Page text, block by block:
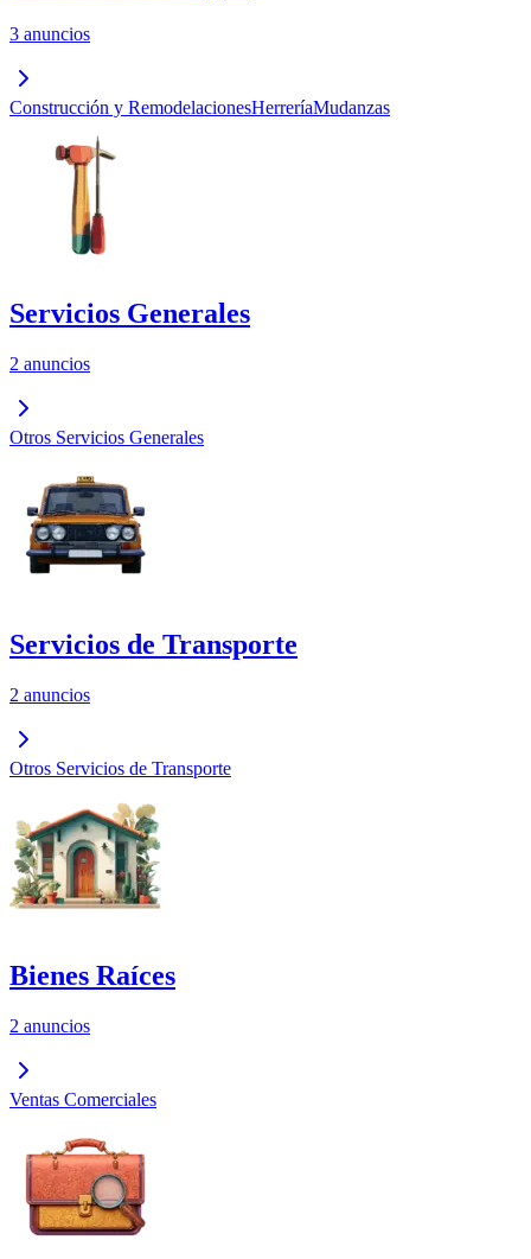
3 anuncios
Construcción y RemodelacionesHerreríaMudanzas
Servicios Generales
2 anuncios
Otros Servicios Generales
Servicios de Transporte
2 anuncios
Otros Servicios de Transporte
Bienes Raíces
2 anuncios
Ventas Comerciales